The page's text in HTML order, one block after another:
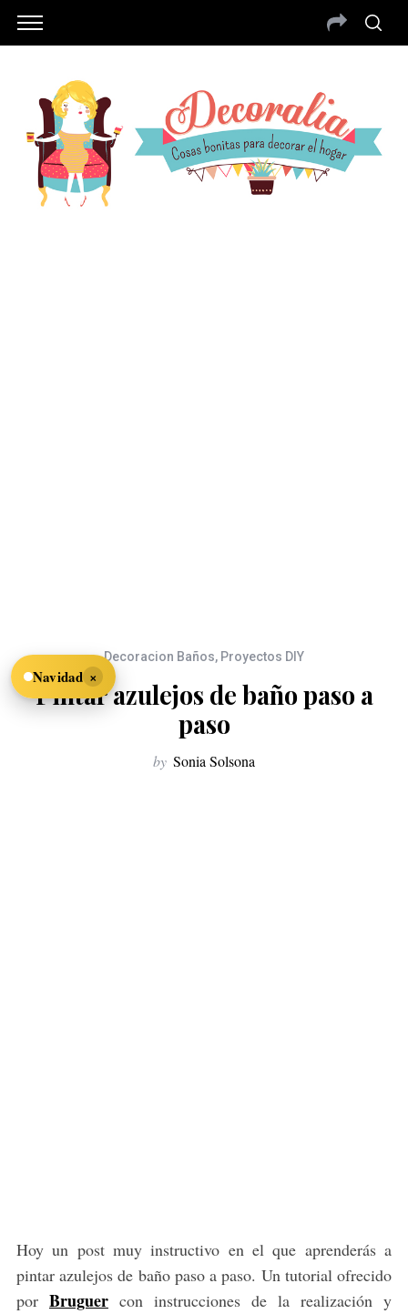
Decoracion Baños, Proyectos DIY
Pintar azulejos de baño paso a
paso
by Sonia Solsona
Hoy un post muy instructivo en el que aprenderás a
pintar azulejos de baño paso a paso. Un tutorial ofrecido
por Bruguercon instrucciones de la realización y
Navidad ×